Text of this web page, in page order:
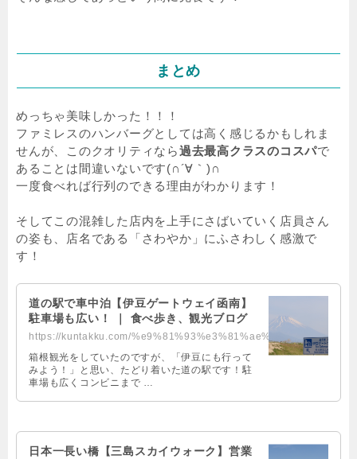
まとめ
めっちゃ美味しかった！！！
ファミレスのハンバーグとしては高く感じるかもしれま
せんが、このクオリティなら過去最高クラスのコスパで
あることは間違いないです(∩´∀｀)∩
一度食べれば行列のできる理由がわかります！
そしてこの混雑した店内を上手にさばいていく店員さん
の姿も、店名である「さわやか」にふさわしく感激で
す！
道の駅で車中泊【伊豆ゲートウェイ函南】
駐車場も広い！ ｜ 食べ歩き、観光ブログ
https://kuntakku.com/%e9%81%93%e3%81%ae%e9%a7%85%e3%81%a7%e8%bb%8a%e4%b8%ad%e...
箱根観光をしていたのですが、「伊豆にも行って
みよう！」と思い、たどり着いた道の駅です！駐
車場も広くコンビニまで …
日本一長い橋【三島スカイウォーク】営業